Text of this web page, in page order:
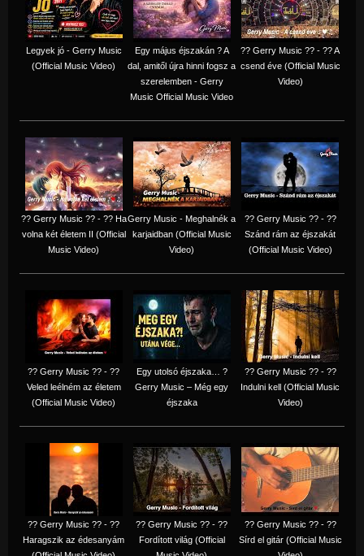
Legyek jó - Gerry Music
(Official Music Video)
Egy május éjszakán ? A
dal, amitől újra hinni fogsz a
szerelemben - Gerry
Music Official Music Video
?? Gerry Music ?? - ?? A
csend éve (Official Music
Video)
?? Gerry Music ?? - ?? Ha
volna két életem II (Official
Music Video)
Gerry Music - Meghalnék a
karjaidban (Official Music
Video)
?? Gerry Music ?? - ??
Szánd rám az éjszakát
(Official Music Video)
?? Gerry Music ?? - ??
Veled leélném az életem
(Official Music Video)
Egy utolsó éjszaka… ?
Gerry Music – Még egy
éjszaka
?? Gerry Music ?? - ??
Indulni kell (Official Music
Video)
?? Gerry Music ?? - ??
Haragszik az édesanyám
?? Gerry Music ?? - ??
Fordított világ (Official
?? Gerry Music ?? - ??
Sírd el gitár (Official Music